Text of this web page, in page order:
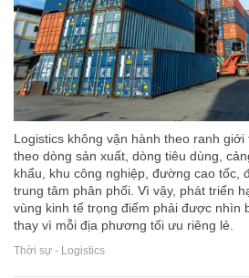
Logistics không vận hành theo ranh
theo dòng sản xuất, dòng tiêu dùng,
khẩu, khu công nghiệp, đường cao tốc,
trung tâm phân phối. Vì vậy, phát triển
vùng kinh tế trọng điểm phải được nhìn
thay vì mỗi địa phương tối ưu riêng lẻ.
Thời sự - Logistics